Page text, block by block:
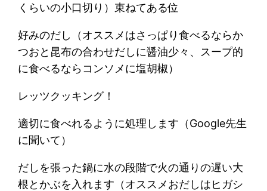
くらいの小口切り）束ねてある位
好みのだし（オススメはさっぱり食べるならか
つおと昆布の合わせだしに醤油少々、スープ的
に食べるならコンソメに塩胡椒）
レッツクッキング！
適切に食べれるように処理します（Google先生
に聞いて）
だしを張った鍋に水の段階で火の通りの遅い大
根とかぶを入れます（オススメおだしはヒガシ